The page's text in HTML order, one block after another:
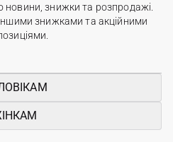
новини, знижки та розпродажі.
знижками та акційними